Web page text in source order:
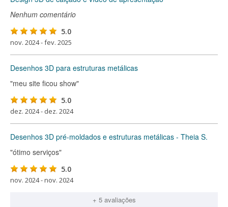
Nenhum comentário
5.0
nov. 2024 - fev. 2025
Desenhos 3D para estruturas metálicas
"meu site ficou show"
5.0
dez. 2024 - dez. 2024
Desenhos 3D pré-moldados e estruturas metálicas - Theia S.
"ótimo serviços"
5.0
nov. 2024 - nov. 2024
+ 5 avaliações